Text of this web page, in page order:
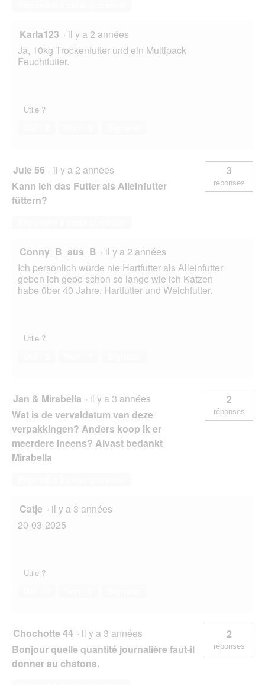
Karla123 · il y a 2 années
Ja, 10kg Trockenfutter und ein Multipack
Feuchtfutter.
Utile ?
Jule 56 · il y a 2 années
Kann ich das Futter als Alleinfutter
füttern?
3
réponses
Conny_B_aus_B · il y a 2 années
Ich persönlich würde nie Hartfutter als Alleinfutter
geben ich gebe schon so lange wie ich Katzen
habe über 40 Jahre, Hartfutter und Weichfutter.
Utile ?
Jan & Mirabella · il y a 3 années
Wat is de vervaldatum van deze
verpakkingen? Anders koop ik er
meerdere ineens? Alvast bedankt
Mirabella
2
réponses
Catje · il y a 3 années
20-03-2025
Utile ?
Chochotte 44 · il y a 3 années
Bonjour quelle quantité journalière faut-il
donner au chatons.
2
réponses